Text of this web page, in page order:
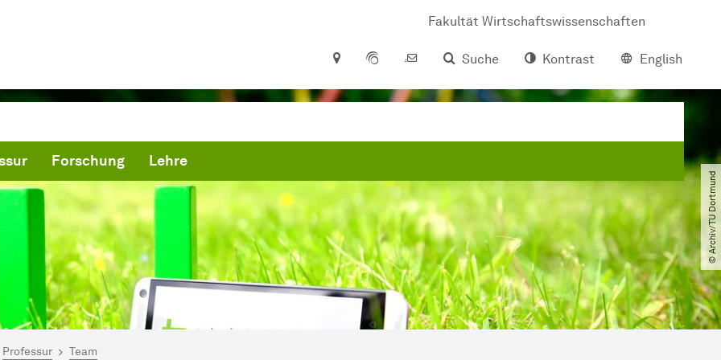
Fakultät Wirtschaftswissenschaften
Suche
Kontrast English
Forschung Lehre
© Archiv​/​TU Dortmund
hier:
Professur Team